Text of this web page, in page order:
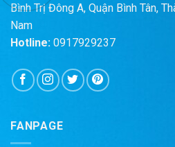
Bình Trị Đông A, Quận Bình Tân,
Nam
Hotline: 0917929237
FANPAGE